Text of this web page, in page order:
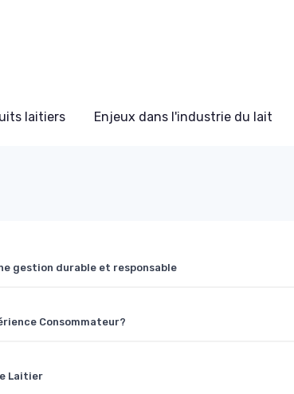
laitiers Enjeux dans l'industrie du lait
gestion durable et responsable
Consommateur?
Laitier